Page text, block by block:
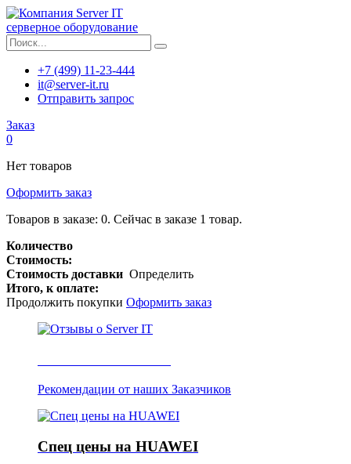
серверное оборудование
+7 (499) 11-23-444
it@server-it.ru
Отправить запрос
Заказ
0
Нет товаров
Оформить заказ
Товаров в заказе: 0. Сейчас в заказе 1 товар.
Количество
Стоимость:
Стоимость доставки Определить
Итого, к оплате:
Продолжить покупки Оформить заказ
Рекомендации от наших Заказчиков
Спец цены на HUAWEI